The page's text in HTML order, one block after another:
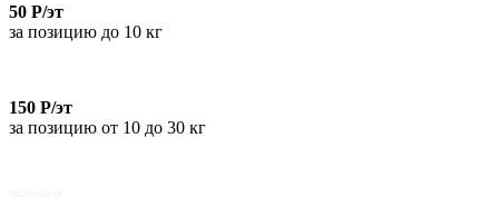
50 Р/эт
за позицию до 10 кг
150 Р/эт
за позицию от 10 до 30 кг